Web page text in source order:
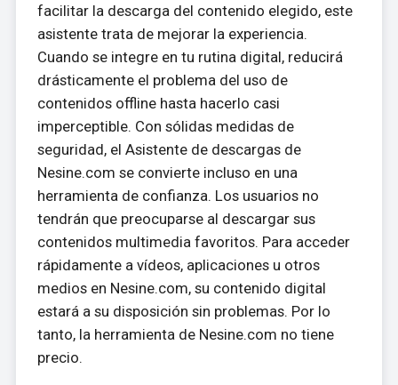
facilitar la descarga del contenido elegido, este
asistente trata de mejorar la experiencia.
Cuando se integre en tu rutina digital, reducirá
drásticamente el problema del uso de
contenidos offline hasta hacerlo casi
imperceptible. Con sólidas medidas de
seguridad, el Asistente de descargas de
Nesine.com se convierte incluso en una
herramienta de confianza. Los usuarios no
tendrán que preocuparse al descargar sus
contenidos multimedia favoritos. Para acceder
rápidamente a vídeos, aplicaciones u otros
medios en Nesine.com, su contenido digital
estará a su disposición sin problemas. Por lo
tanto, la herramienta de Nesine.com no tiene
precio.